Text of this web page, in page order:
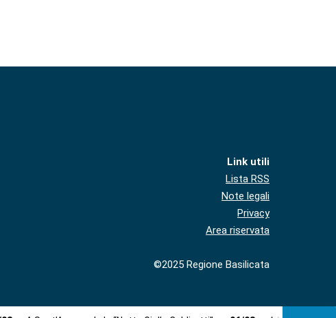
Link utili
Lista RSS
Note legali
Privacy
Area riservata
©2025 Regione Basilicata